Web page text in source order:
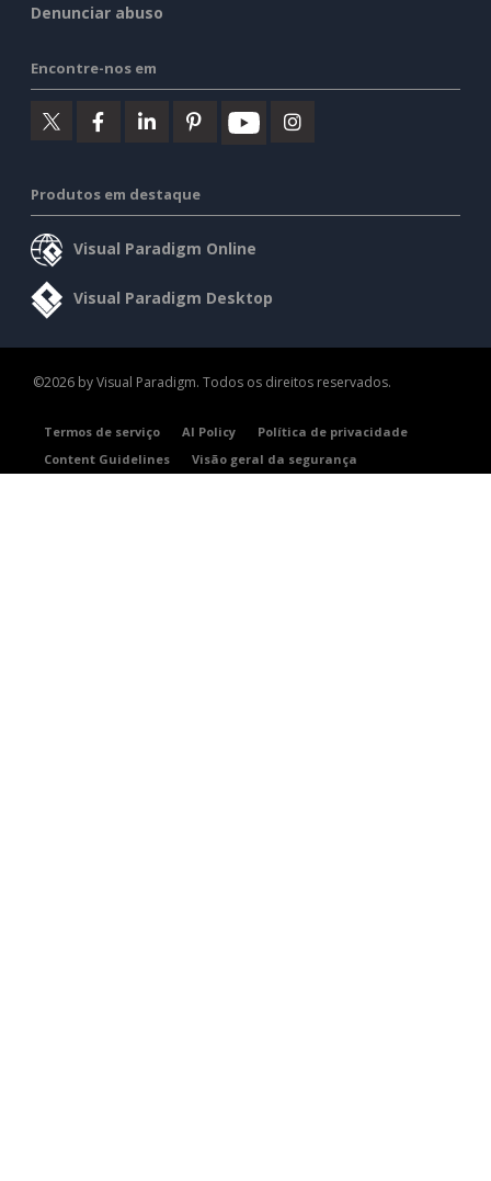
Denunciar abuso
Encontre-nos em
Produtos em destaque
Visual Paradigm Online
Visual Paradigm Desktop
©2026 by Visual Paradigm. Todos os direitos reservados.
Termos de serviço AI Policy
Política de privacidade
Content Guidelines
Visão geral da segurança